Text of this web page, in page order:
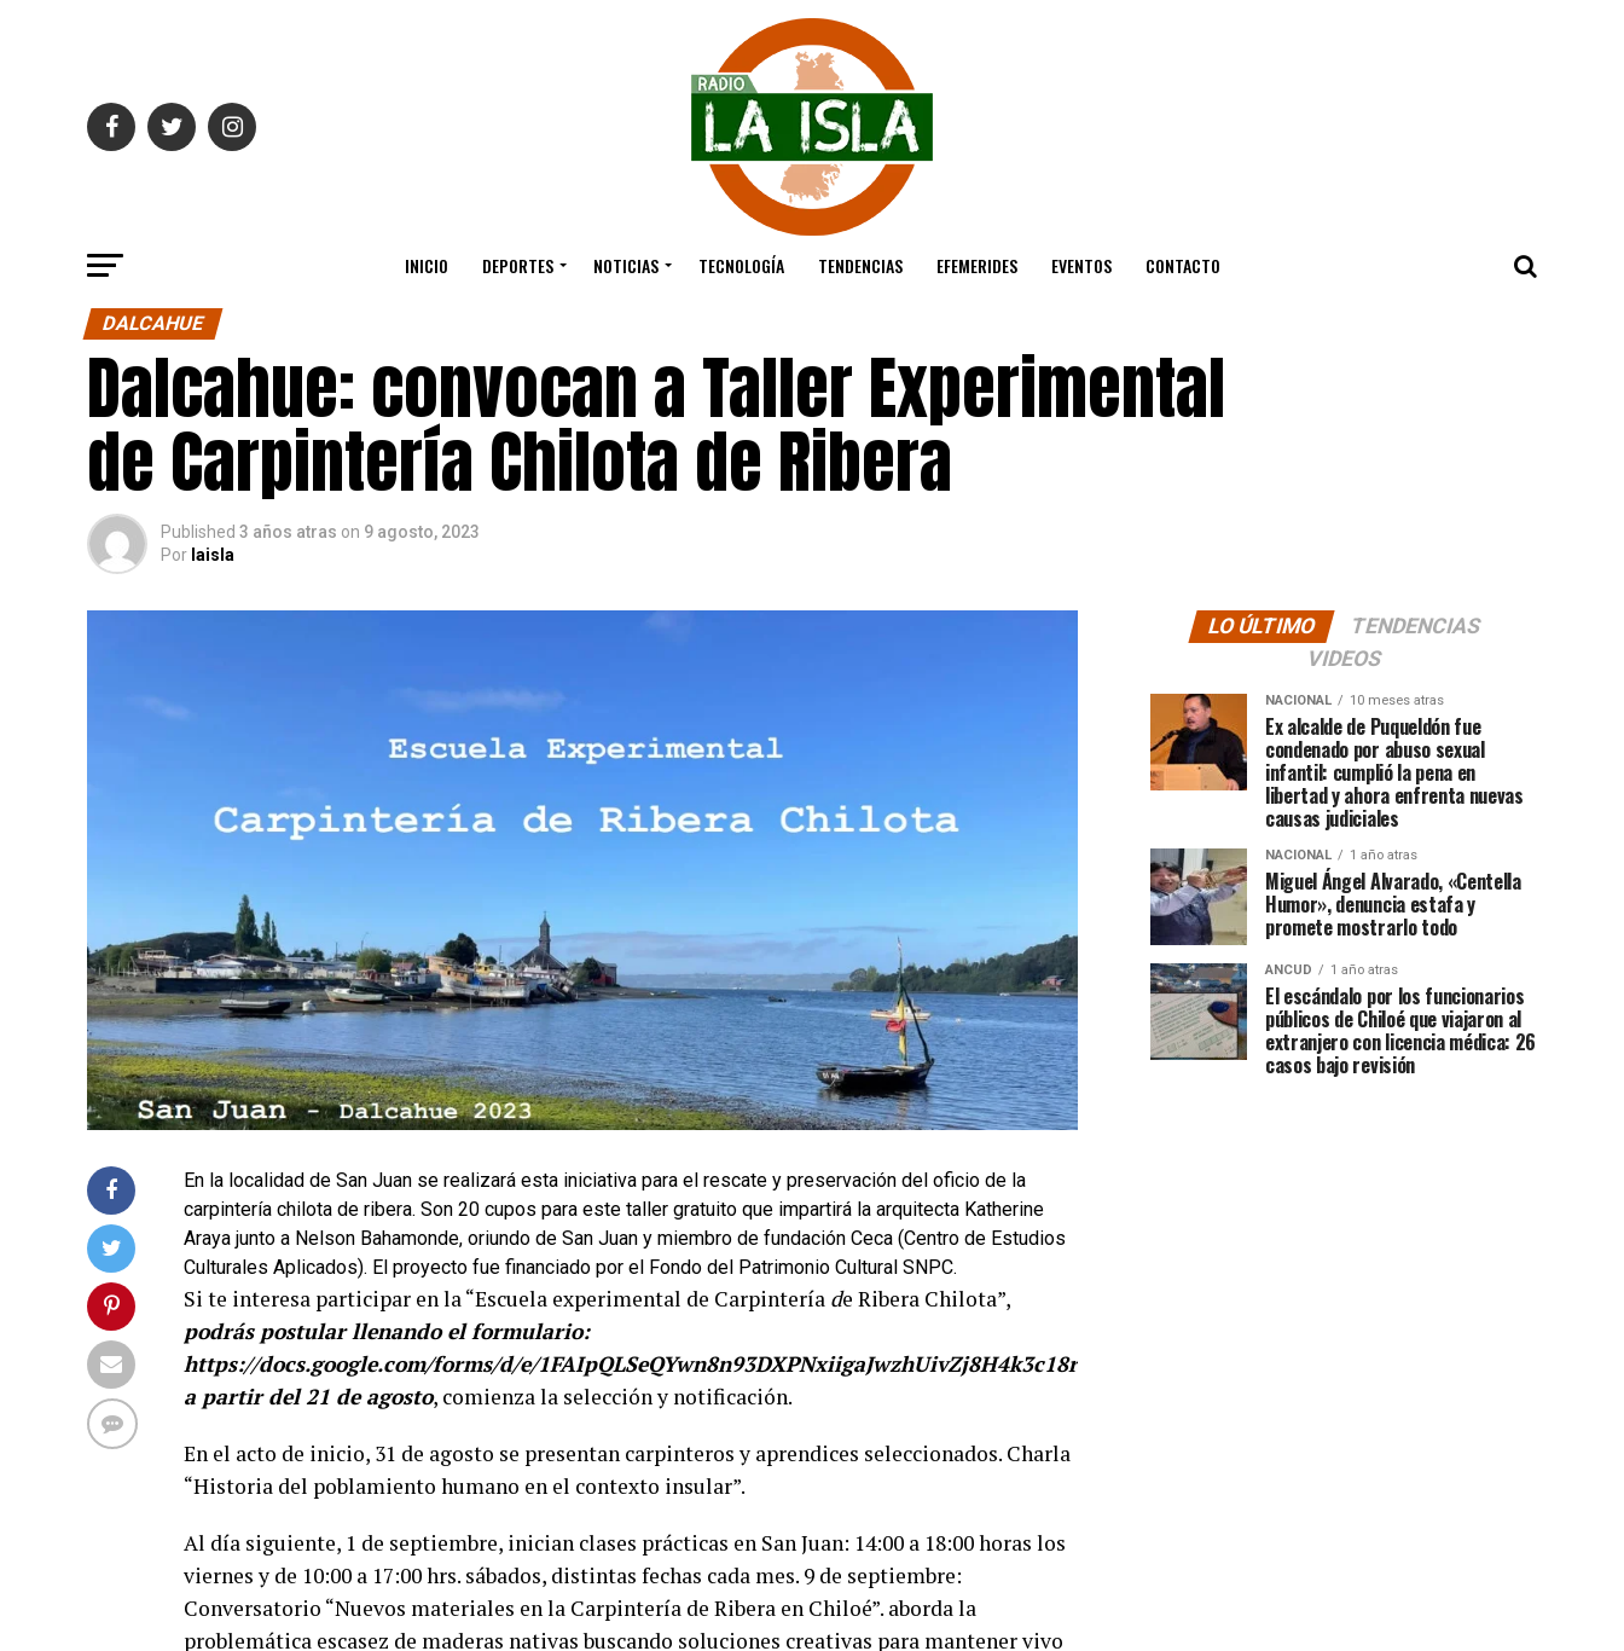
INICIO DEPORTES NOTICIAS TECNOLOGÍA TENDENCIAS EFEMERIDES EVENTOS CONTACTO
DALCAHUE
Dalcahue: convocan a Taller Experimental
de Carpintería Chilota de Ribera
Published 3 años atras on 9 agosto, 2023
Por laisla
En la localidad de San Juan se realizará esta iniciativa para el rescate y preservación del oficio de la
carpintería chilota de ribera. Son 20 cupos para este taller gratuito que impartirá la arquitecta Katherine
Araya junto a Nelson Bahamonde, oriundo de San Juan y miembro de fundación Ceca (Centro de Estudios
Culturales Aplicados). El proyecto fue financiado por el Fondo del Patrimonio Cultural SNPC.
Si te interesa participar en la “Escuela experimental de Carpintería de Ribera Chilota”,
podrás postular llenando el formulario:
https://docs.google.com/forms/d/e/1FAIpQLSeQYwn8n93DXPNxiigaJwzhUivZj8H4k3c18r8WJSQVtYhGXg/viewform
a partir del 21 de agosto, comienza la selección y notificación.
En el acto de inicio, 31 de agosto se presentan carpinteros y aprendices seleccionados. Charla
“Historia del poblamiento humano en el contexto insular”.
Al día siguiente, 1 de septiembre, inician clases prácticas en San Juan: 14:00 a 18:00 horas los
viernes y de 10:00 a 17:00 hrs. sábados, distintas fechas cada mes. 9 de septiembre:
Conversatorio “Nuevos materiales en la Carpintería de Ribera en Chiloé”. aborda la
problemática escasez de maderas nativas buscando soluciones creativas para mantener vivo
LO ÚLTIMO
TENDENCIAS
VIDEOS
NACIONAL 10 meses atras
Ex alcalde de Puqueldón fue
condenado por abuso sexual
infantil: cumplió la pena en
libertad y ahora enfrenta nuevas
causas judiciales
NACIONAL 1 año atras
Miguel Ángel Alvarado, «Centella
Humor», denuncia estafa y
promete mostrarlo todo
ANCUD 1 año atras
El escándalo por los funcionarios
públicos de Chiloé que viajaron al
extranjero con licencia médica: 26
casos bajo revisión